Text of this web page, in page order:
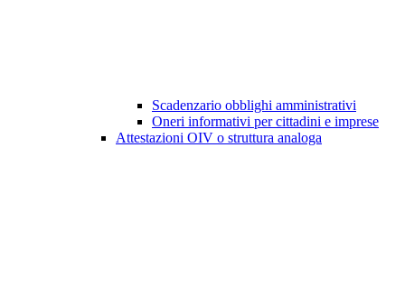
Scadenzario obblighi amministrativi
Oneri informativi per cittadini e imprese
Attestazioni OIV o struttura analoga